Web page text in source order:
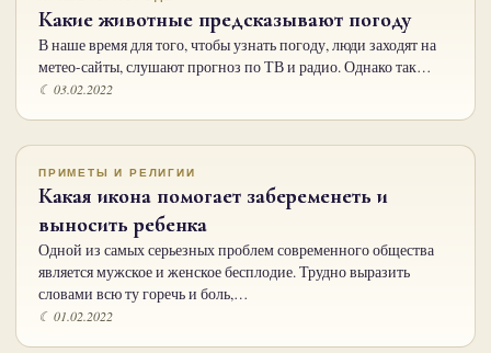
Какие животные предсказывают погоду
В наше время для того, чтобы узнать погоду, люди заходят на
метео-сайты, слушают прогноз по ТВ и радио. Однако так…
☾ 03.02.2022
ПРИМЕТЫ И РЕЛИГИИ
Какая икона помогает забеременеть и
выносить ребенка
Одной из самых серьезных проблем современного общества
является мужское и женское бесплодие. Трудно выразить
словами всю ту горечь и боль,…
☾ 01.02.2022